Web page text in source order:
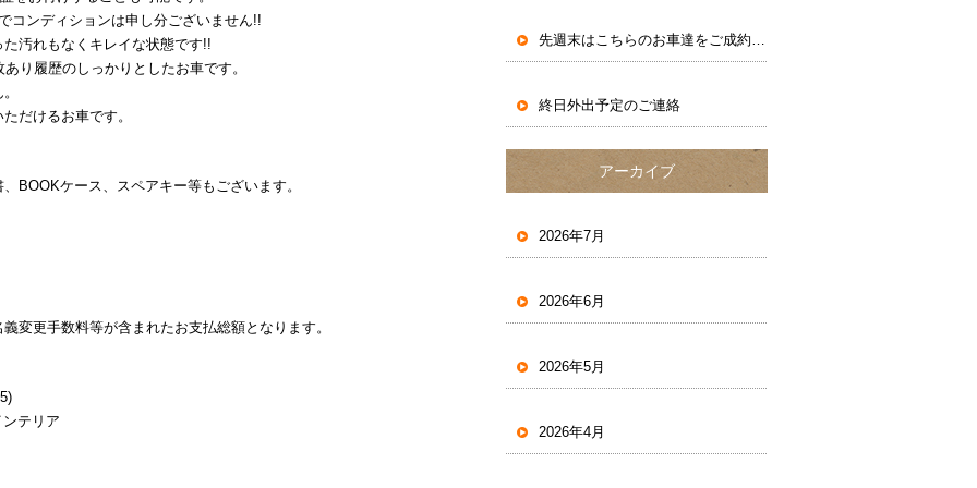
コンディションは申し分ございません!!
汚れもなくキレイな状態です!!
り履歴のしっかりとしたお車です。
だけるお車です。
BOOKケース、スペアキー等もございます。
変更手数料等が含まれたお支払総額となります。
テリア
先週末はこちらのお車達をご成約いただきました。
終日外出予定のご連絡
アーカイブ
2026年7月
2026年6月
2026年5月
2026年4月